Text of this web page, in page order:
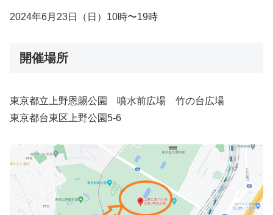
2024年6月23日（日）10時〜19時
開催場所
東京都立上野恩賜公園 噴水前広場 竹の台広場
東京都台東区上野公園5-6